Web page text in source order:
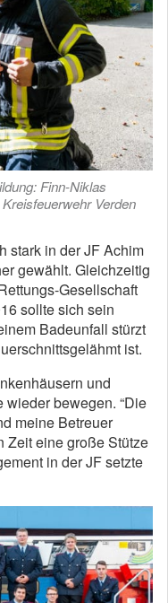
Finn-Niklas
Verden
stark in der JF Achim
gewählt. Gleichzeitig
Gesellschaft
sollte sich sein
Badeunfall stürzt
ist.
und
wieder bewegen. “Die
meine Betreuer
Zeit eine große Stütze
in der JF setzte